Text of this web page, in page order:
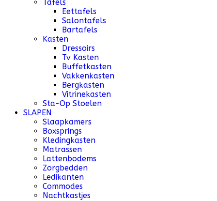
Tafels
Eettafels
Salontafels
Bartafels
Kasten
Dressoirs
Tv Kasten
Buffetkasten
Vakkenkasten
Bergkasten
Vitrinekasten
Sta-Op Stoelen
SLAPEN
Slaapkamers
Boxsprings
Kledingkasten
Matrassen
Lattenbodems
Zorgbedden
Ledikanten
Commodes
Nachtkastjes